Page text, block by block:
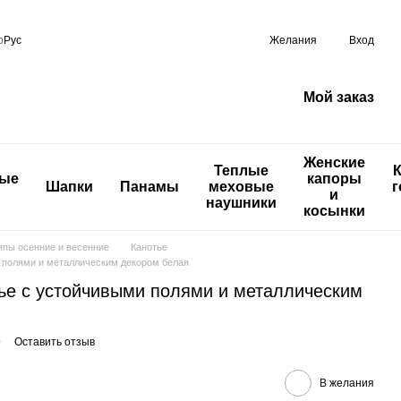
Рус Желания Вход
Мой заказ
Шапки Панамы
Теплые
меховые
наушники
Женские
капоры
и
косынки
осенние и весенние
Канотье
и металлическим декором белая
с устойчивыми полями и металлическим
Оставить отзыв
В желания